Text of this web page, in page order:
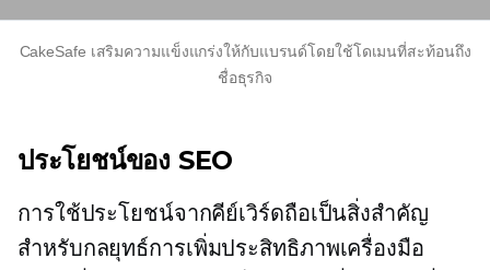
CakeSafe เสริมความแข็งแกร่งให้กับแบรนด์โดยใช้โดเมนที่สะท้อนถึง
ชื่อธุรกิจ
ประโยชน์ของ SEO
การใช้ประโยชน์จากคีย์เวิร์ดถือเป็นสิ่งสำคัญ
สำหรับกลยุทธ์การเพิ่มประสิทธิภาพเครื่องมือ